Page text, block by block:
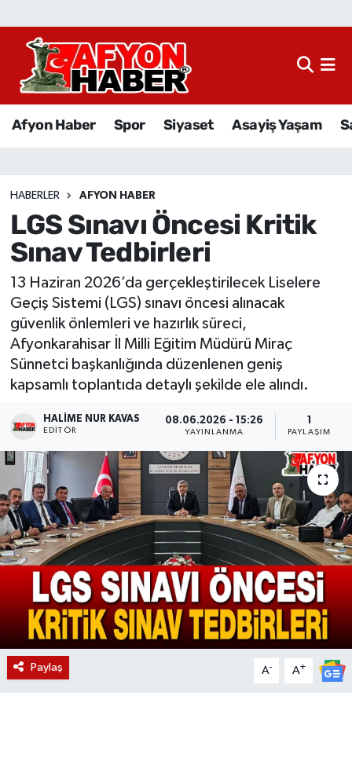
Afyon Haber Spor Siyaset Asayiş Yaşam
HABERLER AFYON HABER
LGS Sınavı Öncesi Kritik
Sınav Tedbirleri
13 Haziran 2026’da gerçekleştirilecek Liselere
Geçiş Sistemi (LGS) sınavı öncesi alınacak
güvenlik önlemleri ve hazırlık süreci,
Afyonkarahisar İl Milli Eğitim Müdürü Miraç
Sünnetci başkanlığında düzenlenen geniş
kapsamlı toplantıda detaylı şekilde ele alındı.
HALIME NUR KAVAS
EDITÖR
08.06.2026 - 15:26
YAYINLANMA PAYLAŞIM
Paylaş A- A+
Afyon Haber
Sağlık
Eğitim
Sivil Toplum
Ekonomi
Magazin
Etkinlikler